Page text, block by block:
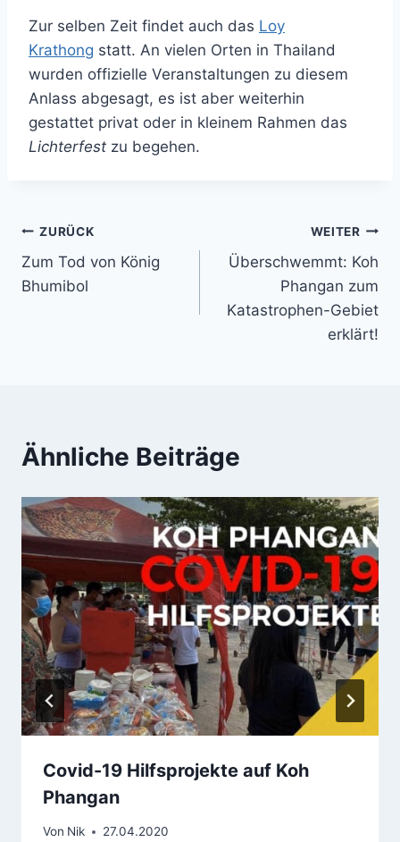
Zur selben Zeit findet auch das Loy
Krathong statt. An vielen Orten in Thailand
wurden offizielle Veranstaltungen zu diesem
Anlass abgesagt, es ist aber weiterhin
gestattet privat oder in kleinem Rahmen das
Lichterfest zu begehen.
Beitragsnavigation
ZURÜCK
Zum Tod von König
Bhumibol
WEITER
Überschwemmt: Koh
Phangan zum
Katastrophen-Gebiet
erklärt!
Ähnliche Beiträge
Covid-19 Hilfsprojekte auf Koh
Phangan
Von Nik 27.04.2020